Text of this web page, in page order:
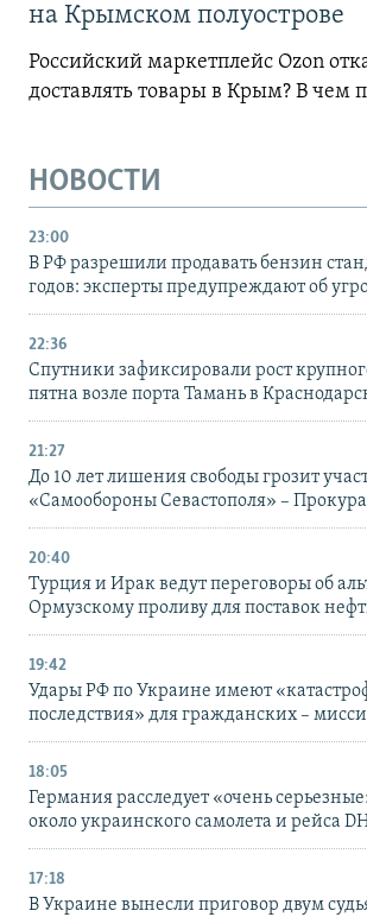
на Крымском полуострове
Российский маркетплейс Ozon
доставлять товары в Крым? В чем
НОВОСТИ
23:00
В РФ разрешили продавать бензин
годов: эксперты предупреждают об
22:36
Спутники зафиксировали рост
пятна возле порта Тамань в
21:27
До 10 лет лишения свободы грозит
«Самообороны Севастополя» –
20:40
Турция и Ирак ведут переговоры об
Ормузскому проливу для поставок
19:42
Удары РФ по Украине имеют
последствия» для гражданских –
18:05
Германия расследует «очень
около украинского самолета и рейса
17:18
В Украине вынесли приговор двум